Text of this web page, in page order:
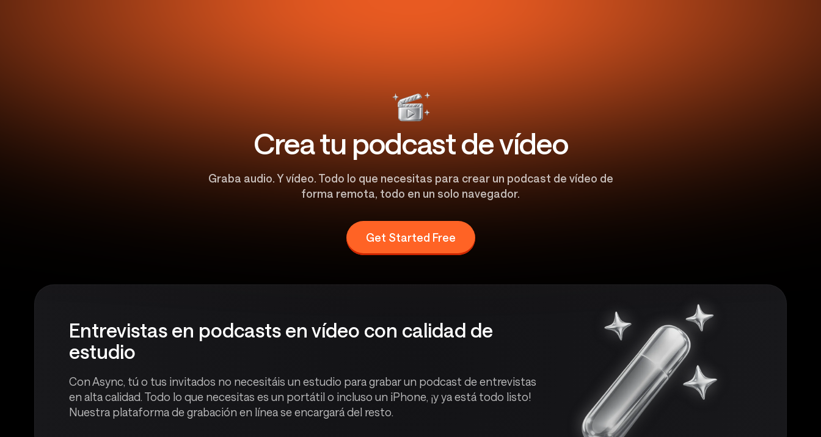
Crea tu podcast de vídeo
Graba audio. Y vídeo. Todo lo que necesitas para crear un podcast de vídeo de
forma remota, todo en un solo navegador.
Get Started Free
Entrevistas en podcasts en vídeo con calidad de
estudio
Con Async, tú o tus invitados no necesitáis un estudio para grabar un podcast de entrevistas
en alta calidad. Todo lo que necesitas es un portátil o incluso un iPhone, ¡y ya está todo listo!
Nuestra plataforma de grabación en línea se encargará del resto.